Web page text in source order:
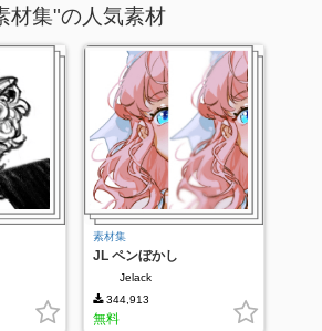
材集"の人気素材
素材集
JL ペンぼかし
Jelack
344,913
無料